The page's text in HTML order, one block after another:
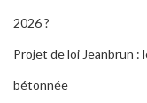
2026 ?
Projet de loi Jeanbrun :
bétonnée